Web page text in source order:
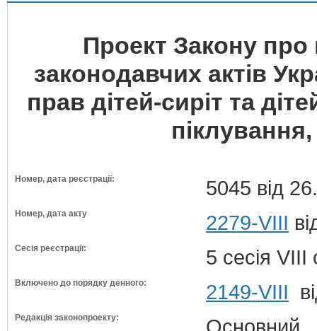
Проект Закону про
законодавчих актів
прав дітей-сиріт та
піклування,
Номер, дата реєстрації: 5045 від
Номер, дата акту 2279-VIII
Сесія реєстрації: 5 сесія VIII
Включено до порядку денного: 2149-VIII
Редакція законопроекту: